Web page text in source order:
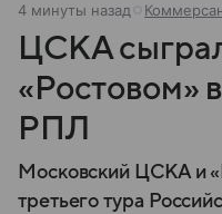
4 минуты назад
ЦСКА
«Ростовом»
РПЛ
Московский ЦСКА и
третьего тура